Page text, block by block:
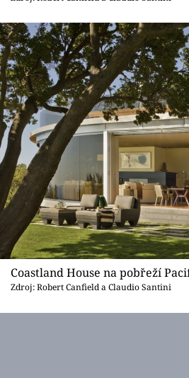
Přihlášení
Sledujte nás
Coastland House na pobřeží
Zdroj: Robert Canfield a Claudio Santini